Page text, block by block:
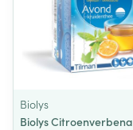
Biolys
Biolys Citroenverbena